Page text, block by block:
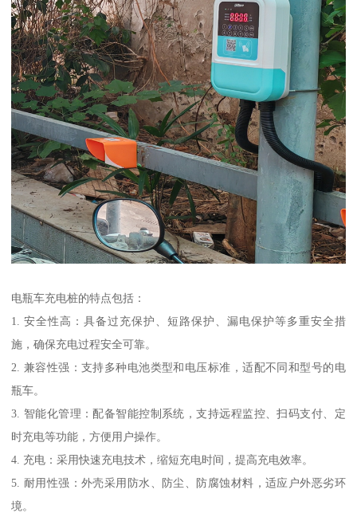
电瓶车充电桩的特点包括：
1. 安全性高：具备过充保护、短路保护、漏电保护等多重安全措
施，确保充电过程安全可靠。
2. 兼容性强：支持多种电池类型和电压标准，适配不同和型号的电
瓶车。
3. 智能化管理：配备智能控制系统，支持远程监控、扫码支付、定
时充电等功能，方便用户操作。
4. 充电：采用快速充电技术，缩短充电时间，提高充电效率。
5. 耐用性强：外壳采用防水、防尘、防腐蚀材料，适应户外恶劣环
境。